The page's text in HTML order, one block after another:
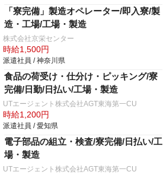
「寮完備」製造オペレーター/即入寮/製
造・工場/工場・製造
株式会社京栄センター
時給1,500円
派遣社員 / 神奈川県
食品の荷受け・仕分け・ピッキング/寮
完備/日勤/日払い/工場・製造
UTエージェント株式会社AGT東海第一CU
時給1,200円
派遣社員 / 愛知県
電子部品の組立・検査/寮完備/日払い/工
場・製造
UTエージェント株式会社AGT東海第一CU